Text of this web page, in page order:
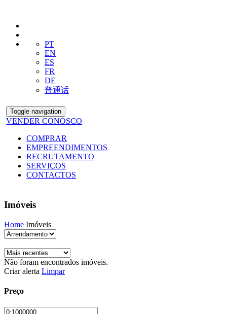
PT
EN
ES
FR
DE
普通话
Toggle navigation
VENDER CONOSCO
COMPRAR
EMPREENDIMENTOS
RECRUTAMENTO
SERVIÇOS
CONTACTOS
Imóveis
Home Imóveis
Não foram encontrados imóveis.
Criar alerta Limpar
Preço